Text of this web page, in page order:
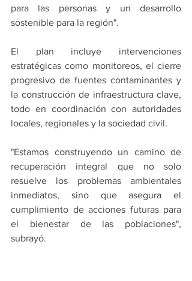
para las personas y un desarrollo
sostenible para la región".
El plan incluye intervenciones
estratégicas como monitoreos, el cierre
progresivo de fuentes contaminantes y
la construcción de infraestructura clave,
todo en coordinación con autoridades
locales, regionales y la sociedad civil.
"Estamos construyendo un camino de
recuperación integral que no solo
resuelve los problemas ambientales
inmediatos, sino que asegura el
cumplimiento de acciones futuras para
el bienestar de las poblaciones",
subrayó.